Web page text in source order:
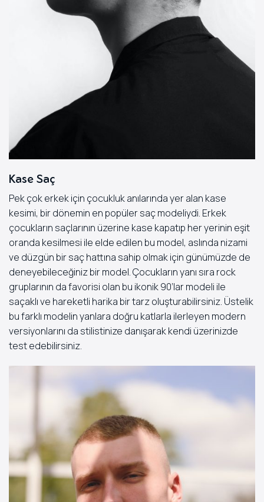
Kase Saç
Pek çok erkek için çocukluk anılarında yer alan kase
kesimi, bir dönemin en popüler saç modeliydi. Erkek
çocukların saçlarının üzerine kase kapatıp her yerinin eşit
oranda kesilmesi ile elde edilen bu model, aslında nizami
ve düzgün bir saç hattına sahip olmak için günümüzde de
deneyebileceğiniz bir model. Çocukların yanı sıra rock
gruplarının da favorisi olan bu ikonik 90’lar modeli ile
saçaklı ve hareketli harika bir tarz oluşturabilirsiniz. Üstelik
bu farklı modelin yanlara doğru katlarla ilerleyen modern
versiyonlarını da stilistinize danışarak kendi üzerinizde
test edebilirsiniz.